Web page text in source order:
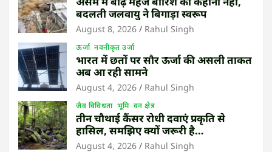
बदलती जलवायु ने बिगाड़ा स्वरूप
August 8, 2026 Rahul Singh
ऊर्जा नवनीकृत उर्जा
भारत में छतों पर सौर ऊर्जा की असली ताकत
अब आ रही सामने
August 4, 2026 Rahul Singh
जैव विविधता भूमि वन क्षेत्र
तीन चौथाई कैंसर रोधी दवाएं प्रकृति से
हासिल, समझिए क्यों जरूरी है
उष्णकटिबंधीय जंगल बचाना
August 4, 2026 Rahul Singh